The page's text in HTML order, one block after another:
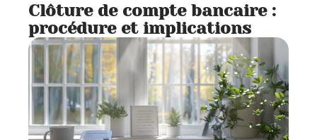
Clôture de compte bancaire :
procédure et implications